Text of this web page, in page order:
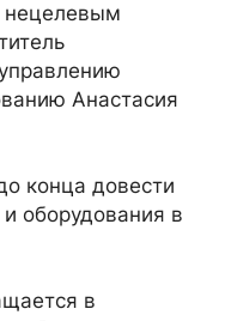
нецелевым
Анастасия
конца довести
и оборудования в
в